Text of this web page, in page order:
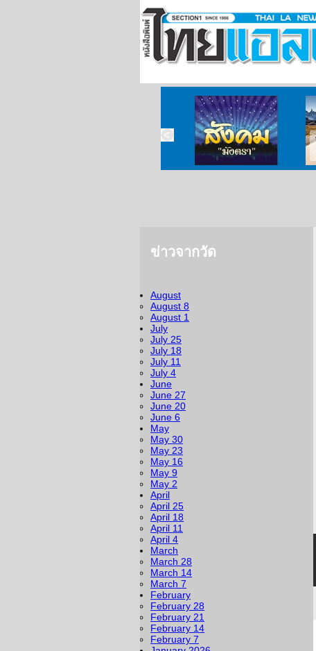
ข่าวจากวัด
August
August 8
August 1
July
July 25
July 18
July 11
July 4
June
June 27
June 20
June 6
May
May 30
May 23
May 16
May 9
May 2
April
April 25
April 18
April 11
April 4
March
March 28
March 14
March 7
February
February 28
February 21
February 14
February 7